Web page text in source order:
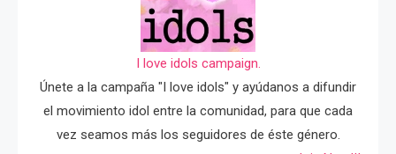
I love idols campaign.
Únete a la campaña "I love idols" y ayúdanos a difundir
el movimiento idol entre la comunidad, para que cada
vez seamos más los seguidores de éste género.